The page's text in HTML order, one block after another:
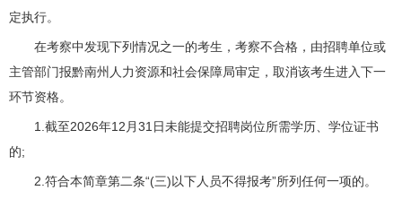
定执行。
在考察中发现下列情况之一的考生，考察不合格，由招聘单位或
主管部门报黔南州人力资源和社会保障局审定，取消该考生进入下一
环节资格。
1.截至2026年12月31日未能提交招聘岗位所需学历、学位证书
的;
2.符合本简章第二条“(三)以下人员不得报考”所列任何一项的。